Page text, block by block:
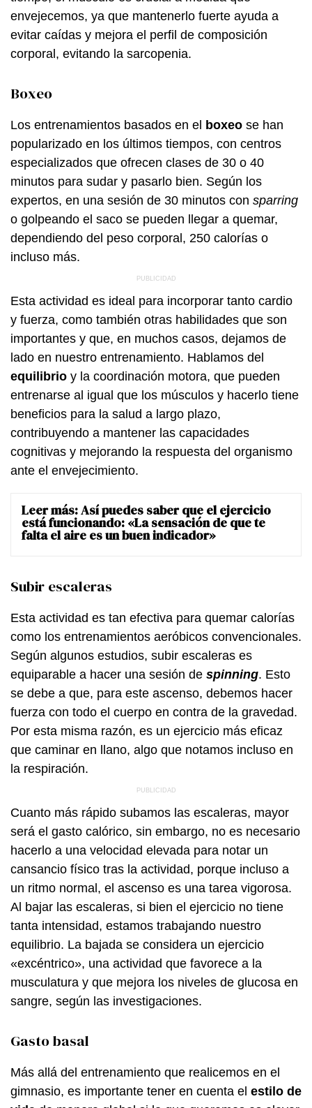
envejecemos, ya que mantenerlo fuerte ayuda a
evitar caídas y mejora el perfil de composición
corporal, evitando la sarcopenia.
Boxeo
Los entrenamientos basados en el boxeo se han
popularizado en los últimos tiempos, con centros
especializados que ofrecen clases de 30 o 40
minutos para sudar y pasarlo bien. Según los
expertos, en una sesión de 30 minutos con sparring
o golpeando el saco se pueden llegar a quemar,
dependiendo del peso corporal, 250 calorías o
incluso más.
Esta actividad es ideal para incorporar tanto cardio
y fuerza, como también otras habilidades que son
importantes y que, en muchos casos, dejamos de
lado en nuestro entrenamiento. Hablamos del
equilibrio y la coordinación motora, que pueden
entrenarse al igual que los músculos y hacerlo tiene
beneficios para la salud a largo plazo,
contribuyendo a mantener las capacidades
cognitivas y mejorando la respuesta del organismo
ante el envejecimiento.
Leer más:Así puedes saber que el ejercicio
está funcionando: «La sensación de que te
falta el aire es un buen indicador»
Subir escaleras
Esta actividad es tan efectiva para quemar calorías
como los entrenamientos aeróbicos convencionales.
Según algunos estudios, subir escaleras es
equiparable a hacer una sesión de spinning. Esto
se debe a que, para este ascenso, debemos hacer
fuerza con todo el cuerpo en contra de la gravedad.
Por esta misma razón, es un ejercicio más eficaz
que caminar en llano, algo que notamos incluso en
la respiración.
Cuanto más rápido subamos las escaleras, mayor
será el gasto calórico, sin embargo, no es necesario
hacerlo a una velocidad elevada para notar un
cansancio físico tras la actividad, porque incluso a
un ritmo normal, el ascenso es una tarea vigorosa.
Al bajar las escaleras, si bien el ejercicio no tiene
tanta intensidad, estamos trabajando nuestro
equilibrio. La bajada se considera un ejercicio
«excéntrico», una actividad que favorece a la
musculatura y que mejora los niveles de glucosa en
sangre, según las investigaciones.
Gasto basal
Más allá del entrenamiento que realicemos en el
gimnasio, es importante tener en cuenta el estilo de